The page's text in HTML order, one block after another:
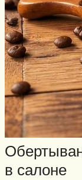
в салоне